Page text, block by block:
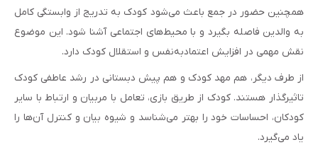
همچنین حضور در جمع باعث می‌شود کودک به تدریج از وابستگی کامل
به والدین فاصله بگیرد و با محیط‌های اجتماعی آشنا شود. این موضوع
نقش مهمی در افزایش اعتمادبه‌نفس و استقلال کودک دارد.
از طرف دیگر، هم مهد کودک و هم پیش دبستانی در رشد عاطفی کودک
تاثیرگذار هستند. کودک از طریق بازی، تعامل با مربیان و ارتباط با سایر
کودکان، احساسات خود را بهتر می‌شناسد و شیوه بیان و کنترل آن‌ها را
یاد می‌گیرد.